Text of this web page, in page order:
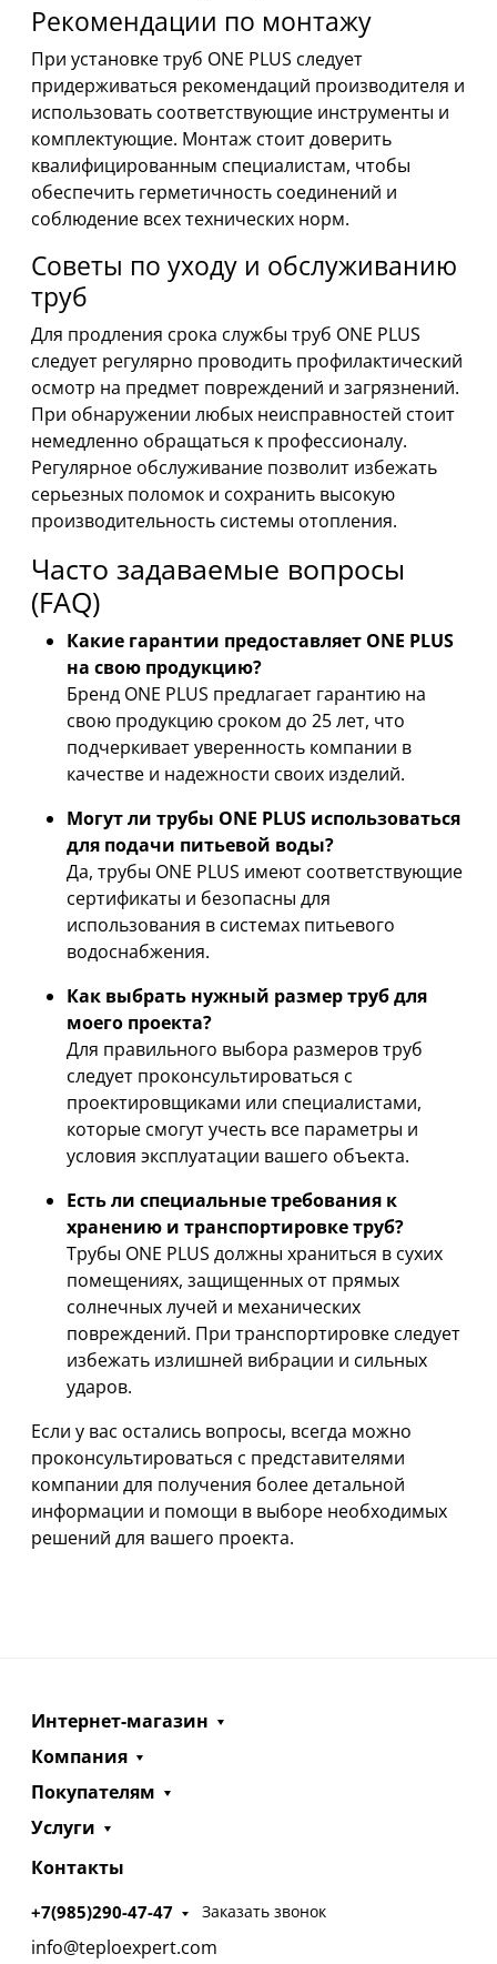
Рекомендации по монтажу
При установке труб ONE PLUS следует
придерживаться рекомендаций производителя и
использовать соответствующие инструменты и
комплектующие. Монтаж стоит доверить
квалифицированным специалистам, чтобы
обеспечить герметичность соединений и
соблюдение всех технических норм.
Советы по уходу и обслуживанию
труб
Для продления срока службы труб ONE PLUS
следует регулярно проводить профилактический
осмотр на предмет повреждений и загрязнений.
При обнаружении любых неисправностей стоит
немедленно обращаться к профессионалу.
Регулярное обслуживание позволит избежать
серьезных поломок и сохранить высокую
производительность системы отопления.
Часто задаваемые вопросы
(FAQ)
Какие гарантии предоставляет ONE PLUS
на свою продукцию?
Бренд ONE PLUS предлагает гарантию на
свою продукцию сроком до 25 лет, что
подчеркивает уверенность компании в
качестве и надежности своих изделий.
Могут ли трубы ONE PLUS использоваться
для подачи питьевой воды?
Да, трубы ONE PLUS имеют соответствующие
сертификаты и безопасны для
использования в системах питьевого
водоснабжения.
Как выбрать нужный размер труб для
моего проекта?
Для правильного выбора размеров труб
следует проконсультироваться с
проектировщиками или специалистами,
которые смогут учесть все параметры и
условия эксплуатации вашего объекта.
Есть ли специальные требования к
хранению и транспортировке труб?
Трубы ONE PLUS должны храниться в сухих
помещениях, защищенных от прямых
солнечных лучей и механических
повреждений. При транспортировке следует
избежать излишней вибрации и сильных
ударов.
Если у вас остались вопросы, всегда можно
проконсультироваться с представителями
компании для получения более детальной
информации и помощи в выборе необходимых
решений для вашего проекта.
Интернет-магазин
Компания
Покупателям
Услуги
Контакты
+7(985)290-47-47 Заказать звонок
info@teploexpert.com